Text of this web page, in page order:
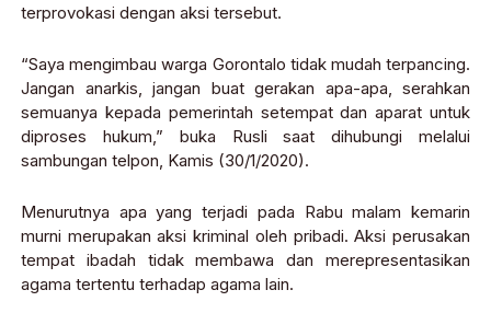
terprovokasi dengan aksi tersebut.
“Saya mengimbau warga Gorontalo tidak mudah terpancing.
Jangan anarkis, jangan buat gerakan apa-apa, serahkan
semuanya kepada pemerintah setempat dan aparat untuk
diproses hukum,” buka Rusli saat dihubungi melalui
sambungan telpon, Kamis (30/1/2020).
Menurutnya apa yang terjadi pada Rabu malam kemarin
murni merupakan aksi kriminal oleh pribadi. Aksi perusakan
tempat ibadah tidak membawa dan merepresentasikan
agama tertentu terhadap agama lain.